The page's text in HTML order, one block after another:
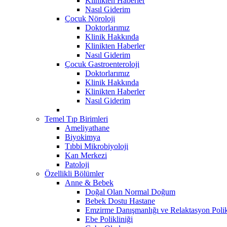
Nasıl Giderim
Çocuk Nöroloji
Doktorlarımız
Klinik Hakkında
Klinikten Haberler
Nasıl Giderim
Çocuk Gastroenteroloji
Doktorlarımız
Klinik Hakkında
Klinikten Haberler
Nasıl Giderim
Temel Tıp Birimleri
Ameliyathane
Biyokimya
Tıbbi Mikrobiyoloji
Kan Merkezi
Patoloji
Özellikli Bölümler
Anne & Bebek
Doğal Olan Normal Doğum
Bebek Dostu Hastane
Emzirme Danışmanlığı ve Relaktasyon
Ebe Polikliniği